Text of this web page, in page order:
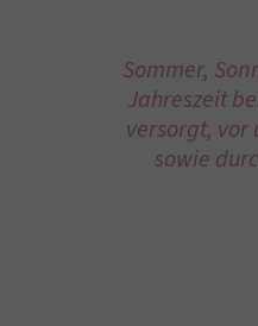
Sommer,
Jahreszeit
versorgt,
sowie